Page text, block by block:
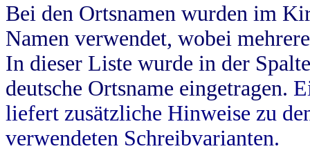
Bei den Ortsnamen wurden im
Namen verwendet, wobei
In dieser Liste wurde in der
deutsche Ortsname eingetragen.
liefert zusätzliche Hinweise zu
verwendeten Schreibvarianten.